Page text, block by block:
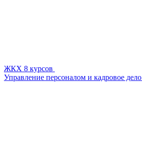
ЖКХ 8 курсов
Управление персоналом и кадровое дело